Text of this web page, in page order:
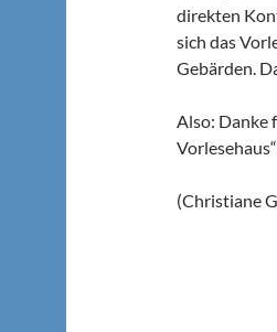
direkten
sich das
Gebärden.
Also: Danke
(Christiane